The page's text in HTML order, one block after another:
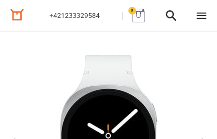
+421233329584
0